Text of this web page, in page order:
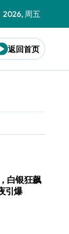
2026, 周五
返回首页
白银狂飙
引爆